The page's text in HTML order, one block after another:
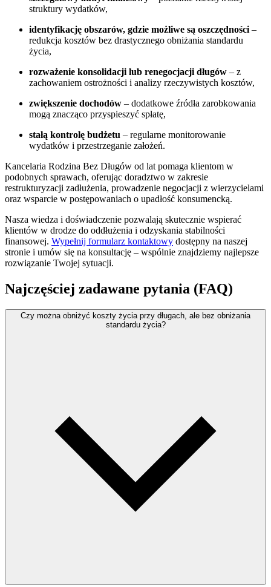
struktury wydatków,
identyfikację obszarów, gdzie możliwe są oszczędności –
redukcja kosztów bez drastycznego obniżania standardu
życia,
rozważenie konsolidacji lub renegocjacji długów – z
zachowaniem ostrożności i analizy rzeczywistych kosztów,
zwiększenie dochodów – dodatkowe źródła zarobkowania
mogą znacząco przyspieszyć spłatę,
stałą kontrolę budżetu – regularne monitorowanie
wydatków i przestrzeganie założeń.
Kancelaria Rodzina Bez Długów od lat pomaga klientom w
podobnych sprawach, oferując doradztwo w zakresie
restrukturyzacji zadłużenia, prowadzenie negocjacji z wierzycielami
oraz wsparcie w postępowaniach o upadłość konsumencką.
Nasza wiedza i doświadczenie pozwalają skutecznie wspierać
klientów w drodze do oddłużenia i odzyskania stabilności
finansowej. Wypełnij formularz kontaktowy dostępny na naszej
stronie i umów się na konsultację – wspólnie znajdziemy najlepsze
rozwiązanie Twojej sytuacji.
Najczęściej zadawane pytania (FAQ)
Czy można obniżyć koszty życia przy długach, ale bez obniżania
standardu życia?